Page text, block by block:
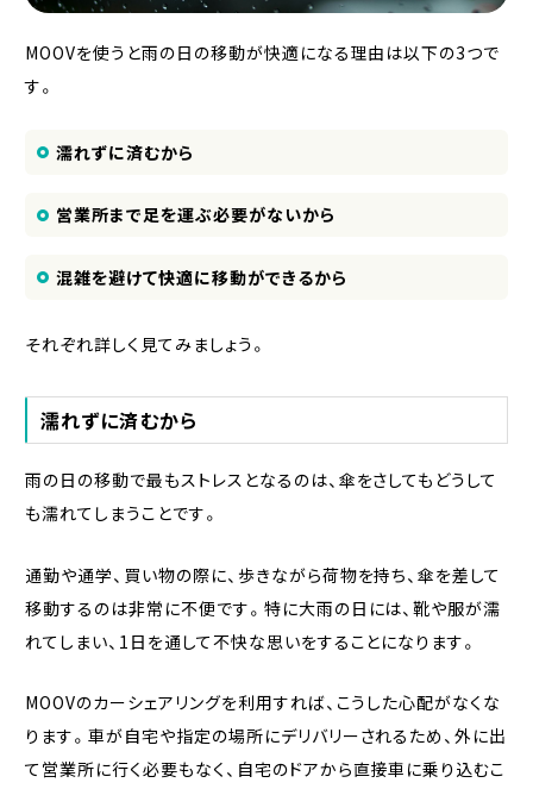
MOOVを使うと雨の日の移動が快適になる理由は以下の3つで
す。
濡れずに済むから
営業所まで足を運ぶ必要がないから
混雑を避けて快適に移動ができるから
それぞれ詳しく見てみましょう。
濡れずに済むから
雨の日の移動で最もストレスとなるのは、傘をさしてもどうして
も濡れてしまうことです。
通勤や通学、買い物の際に、歩きながら荷物を持ち、傘を差して
移動するのは非常に不便です。特に大雨の日には、靴や服が濡
れてしまい、1日を通して不快な思いをすることになります。
MOOVのカーシェアリングを利用すれば、こうした心配がなくな
ります。車が自宅や指定の場所にデリバリーされるため、外に出
て営業所に行く必要もなく、自宅のドアから直接車に乗り込むこ